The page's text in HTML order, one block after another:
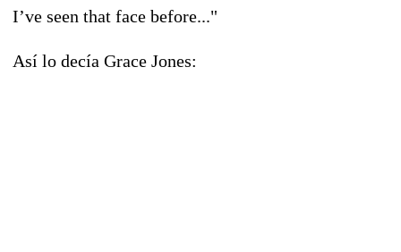
I’ve seen that face before..."
Así lo decía Grace Jones: